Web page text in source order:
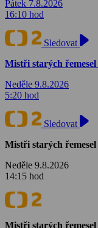
Pátek 7.8.2026
16:10 hod
Sledovat
Mistři starých řemesel
Neděle 9.8.2026
5:20 hod
Sledovat
Mistři starých řemesel
Neděle 9.8.2026
14:15 hod
Mistři starých řemesel